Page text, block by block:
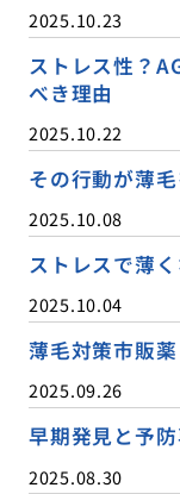
2025.10.23
ストレス性？
べき理由
2025.10.22
その行動が薄
2025.10.08
ストレスで薄
2025.10.04
薄毛対策市販
2025.09.26
早期発見と予
2025.08.30